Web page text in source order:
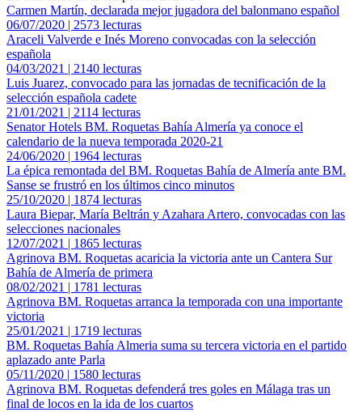
Carmen Martín, declarada mejor jugadora del balonmano español
06/07/2020 | 2573 lecturas
Araceli Valverde e Inés Moreno convocadas con la selección
española
04/03/2021 | 2140 lecturas
Luis Juarez, convocado para las jornadas de tecnificación de la
selección española cadete
21/01/2021 | 2114 lecturas
Senator Hotels BM. Roquetas Bahía Almería ya conoce el
calendario de la nueva temporada 2020-21
24/06/2020 | 1964 lecturas
La épica remontada del BM. Roquetas Bahía de Almería ante BM.
Sanse se frustró en los últimos cinco minutos
25/10/2020 | 1874 lecturas
Laura Biepar, María Beltrán y Azahara Artero, convocadas con las
selecciones nacionales
12/07/2021 | 1865 lecturas
Agrinova BM. Roquetas acaricia la victoria ante un Cantera Sur
Bahía de Almería de primera
08/02/2021 | 1781 lecturas
Agrinova BM. Roquetas arranca la temporada con una importante
victoria
25/01/2021 | 1719 lecturas
BM. Roquetas Bahía Almeria suma su tercera victoria en el partido
aplazado ante Parla
05/11/2020 | 1580 lecturas
Agrinova BM. Roquetas defenderá tres goles en Málaga tras un
final de locos en la ida de los cuartos